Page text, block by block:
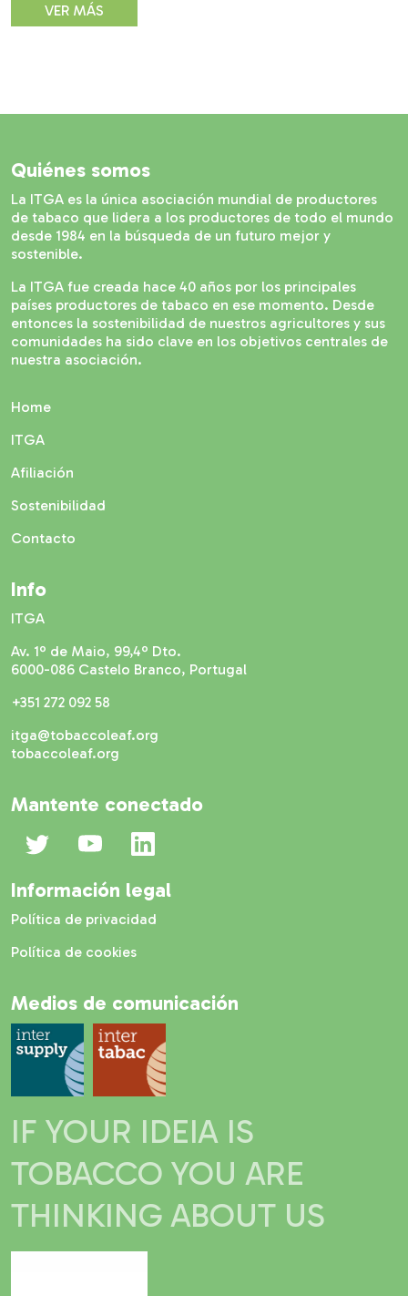
VER MÁS
Quiénes somos
La ITGA es la única asociación mundial de productores
de tabaco que lidera a los productores de todo el mundo
desde 1984 en la búsqueda de un futuro mejor y
sostenible.
La ITGA fue creada hace 40 años por los principales
países productores de tabaco en ese momento. Desde
entonces la sostenibilidad de nuestros agricultores y sus
comunidades ha sido clave en los objetivos centrales de
nuestra asociación.
Home
ITGA
Afiliación
Sostenibilidad
Contacto
Info
ITGA
Av. 1º de Maio, 99,4º Dto.
6000-086 Castelo Branco, Portugal
+351 272 092 58
itga@tobaccoleaf.org
tobaccoleaf.org
Mantente conectado
Medios de comunicación
Información legal
Política de privacidad
Política de cookies
IF YOUR IDEIA IS
TOBACCO YOU ARE
THINKING ABOUT US